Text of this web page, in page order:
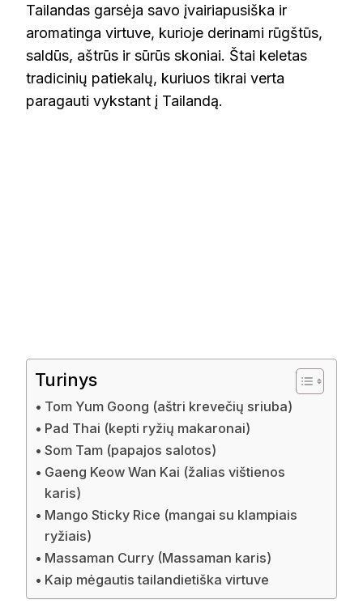
Tailandas garsėja savo įvairiapusiška ir
aromatinga virtuve, kurioje derinami rūgštūs,
saldūs, aštrūs ir sūrūs skoniai. Štai keletas
tradicinių patiekalų, kuriuos tikrai verta
paragauti vykstant į Tailandą.
Turinys
Tom Yum Goong (aštri krevečių sriuba)
Pad Thai (kepti ryžių makaronai)
Som Tam (papajos salotos)
Gaeng Keow Wan Kai (žalias vištienos
karis)
Mango Sticky Rice (mangai su klampiais
ryžiais)
Massaman Curry (Massaman karis)
Kaip mėgautis tailandietiška virtuve